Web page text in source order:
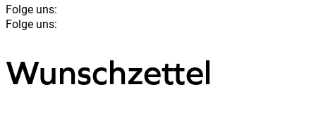
Folge uns:
Folge uns:
Wunschzettel